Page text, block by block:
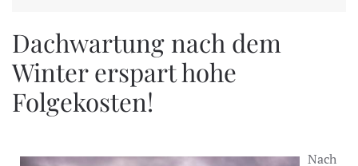
Dachwartung nach dem
Winter erspart hohe
Folgekosten!
Nach